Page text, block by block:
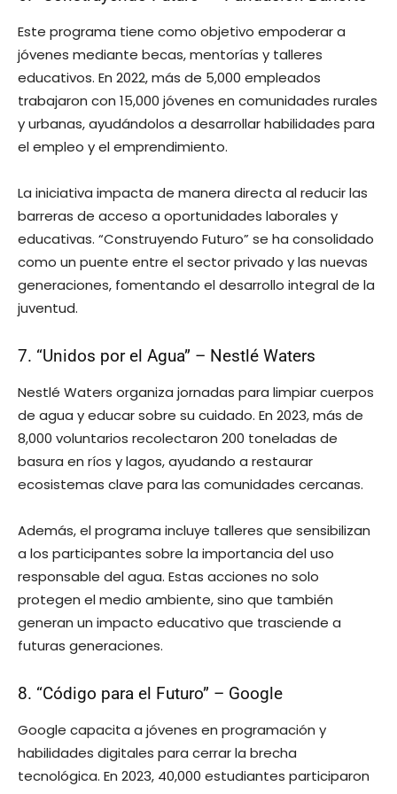
Este programa tiene como objetivo empoderar a
jóvenes mediante becas, mentorías y talleres
educativos. En 2022, más de 5,000 empleados
trabajaron con 15,000 jóvenes en comunidades rurales
y urbanas, ayudándolos a desarrollar habilidades para
el empleo y el emprendimiento.
La iniciativa impacta de manera directa al reducir las
barreras de acceso a oportunidades laborales y
educativas. “Construyendo Futuro” se ha consolidado
como un puente entre el sector privado y las nuevas
generaciones, fomentando el desarrollo integral de la
juventud.
7. “Unidos por el Agua” – Nestlé Waters
Nestlé Waters organiza jornadas para limpiar cuerpos
de agua y educar sobre su cuidado. En 2023, más de
8,000 voluntarios recolectaron 200 toneladas de
basura en ríos y lagos, ayudando a restaurar
ecosistemas clave para las comunidades cercanas.
Además, el programa incluye talleres que sensibilizan
a los participantes sobre la importancia del uso
responsable del agua. Estas acciones no solo
protegen el medio ambiente, sino que también
generan un impacto educativo que trasciende a
futuras generaciones.
8. “Código para el Futuro” – Google
Google capacita a jóvenes en programación y
habilidades digitales para cerrar la brecha
tecnológica. En 2023, 40,000 estudiantes participaron